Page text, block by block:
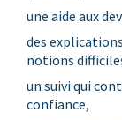
une aide aux
des
notions
un suivi qui
confiance,